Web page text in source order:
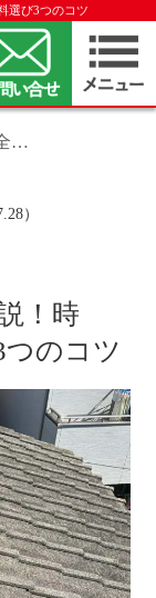
選び3つのコツ
セメント瓦の塗装を全解説！時期・費用相場と塗料選び3つのコツ
）
！時
のコツ